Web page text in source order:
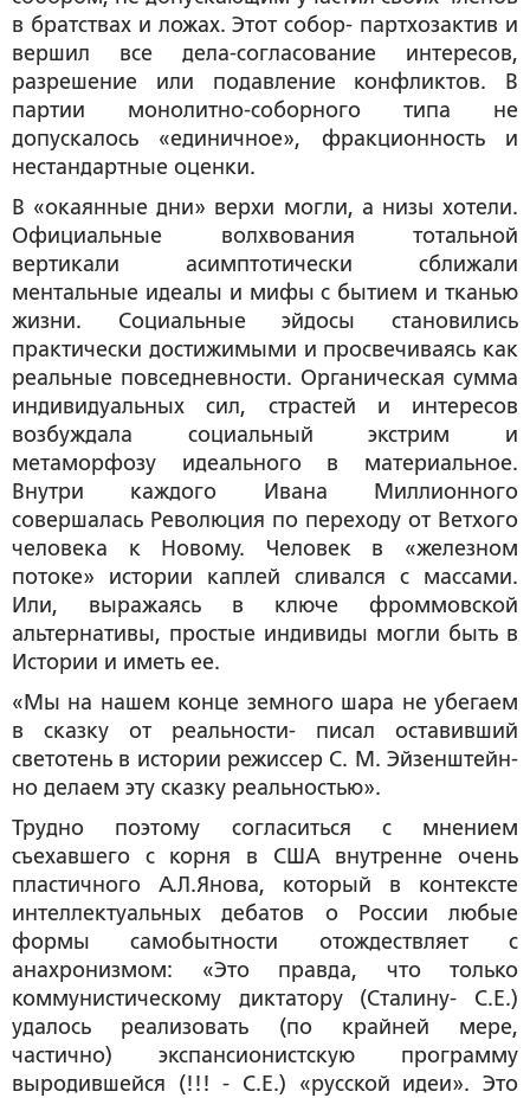
в братствах и ложах. Этот собор- партхозактив и
вершил все дела-согласование интересов,
разрешение или подавление конфликтов. В
партии монолитно-соборного типа не
допускалось «единичное», фракционность и
нестандартные оценки.
В «окаянные дни» верхи могли, а низы хотели.
Официальные волхвования тотальной
вертикали асимптотически сближали
ментальные идеалы и мифы с бытием и тканью
жизни. Социальные эйдосы становились
практически достижимыми и просвечиваясь как
реальные повседневности. Органическая сумма
индивидуальных сил, страстей и интересов
возбуждала социальный экстрим и
метаморфозу идеального в материальное.
Внутри каждого Ивана Миллионного
совершалась Революция по переходу от Ветхого
человека к Новому. Человек в «железном
потоке» истории каплей сливался с массами.
Или, выражаясь в ключе фроммовской
альтернативы, простые индивиды могли быть в
Истории и иметь ее.
«Мы на нашем конце земного шара не убегаем
в сказку от реальности- писал оставивший
светотень в истории режиссер С. М. Эйзенштейн-
но делаем эту сказку реальностью».
Трудно поэтому согласиться с мнением
съехавшего с корня в США внутренне очень
пластичного А.Л.Янова, который в контексте
интеллектуальных дебатов о России любые
формы самобытности отождествляет с
анахронизмом: «Это правда, что только
коммунистическому диктатору (Сталину- С.Е.)
удалось реализовать (по крайней мере,
частично) экспансионистскую программу
выродившейся (!!! - С.Е.) «русской идеи». Это